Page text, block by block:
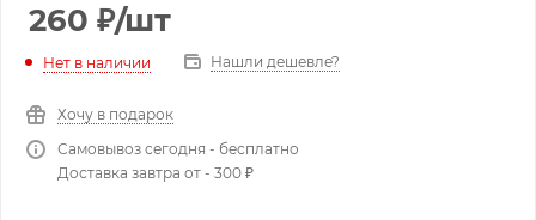
260 ₽/шт
Нет в наличии Нашли дешевле?
Хочу в подарок
Самовывоз сегодня - бесплатно
Доставка завтра от - 300 ₽